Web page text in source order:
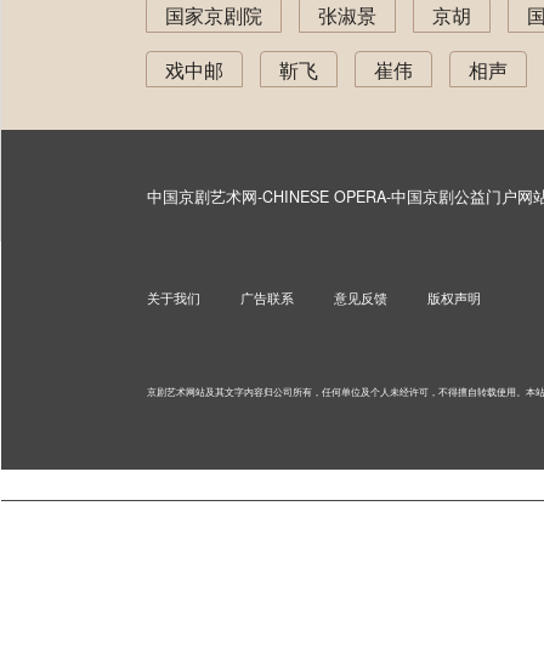
国家京剧院
张淑景 京胡
戏中邮
靳飞 崔伟 相声
中国京剧艺术网-CHINESE OPERA-中国京剧公益门户网
关于我们 广告联系 意见反馈 版权声明
京剧艺术网站及其文字内容归公司所有，任何单位及个人未经许可，不得擅自转载使用。 本